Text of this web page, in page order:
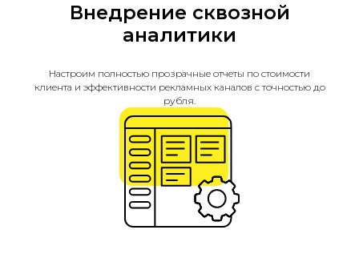
Внедрение сквозной
аналитики
Настроим полностью прозрачные отчеты по стоимости
клиента и эффективности рекламных каналов с точностью до
рубля.